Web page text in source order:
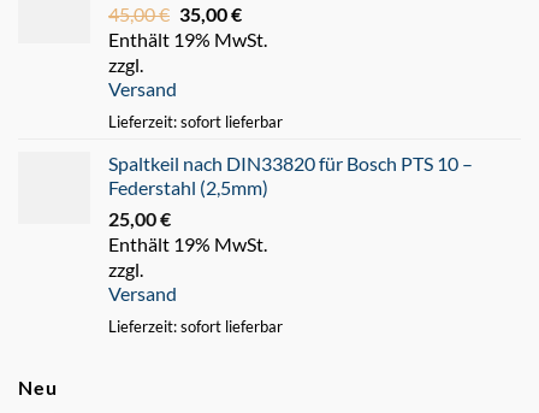
45,00€ Ursprünglicher
Preis
35,00€Aktueller
Preis
Enthält 19% MwSt.
zzgl.
Versand
Lieferzeit: sofort lieferbar
Spaltkeil nach DIN33820 für Bosch PTS 10 –
Federstahl (2,5mm)
25,00€
Enthält 19% MwSt.
zzgl.
Versand
Lieferzeit: sofort lieferbar
Neu